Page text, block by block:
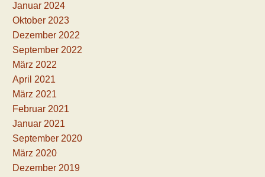
Januar 2024
Oktober 2023
Dezember 2022
September 2022
März 2022
April 2021
März 2021
Februar 2021
Januar 2021
September 2020
März 2020
Dezember 2019